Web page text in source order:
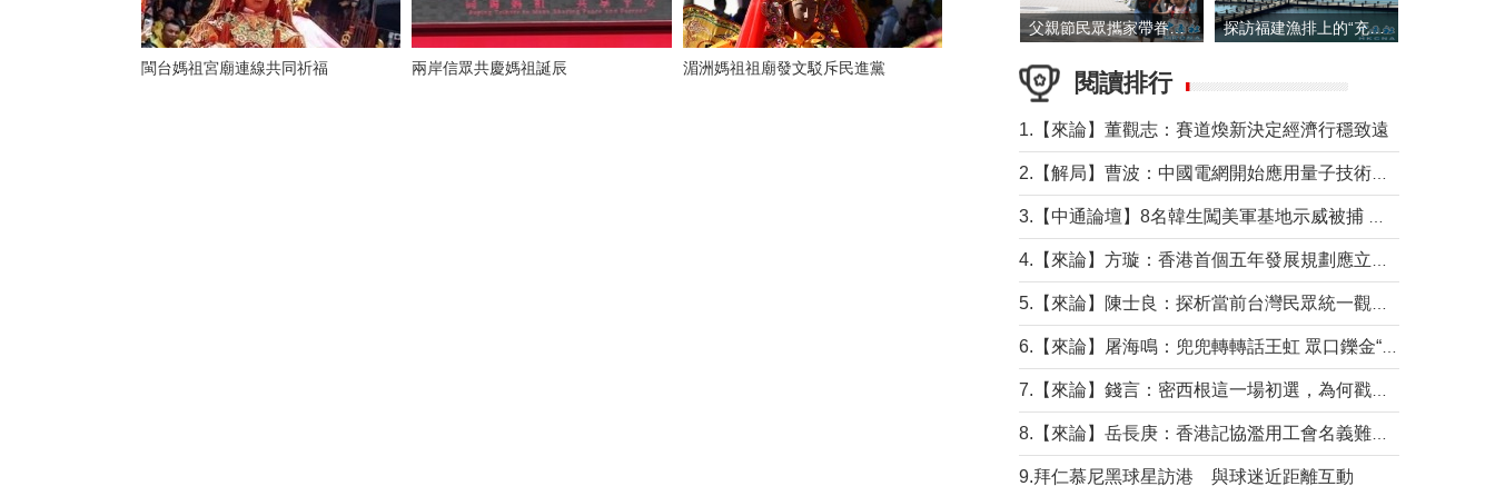
閩台媽祖宮廟連線共同祈福 兩岸信眾共慶媽祖誕辰 湄洲媽祖祖廟發文駁斥民進黨
父親節民眾攜家帶眷出遊 探訪福建漁排上的“充電寶”
閱讀排行
1.【來論】董觀志：賽道煥新決定經濟行穩致遠
9.拜仁慕尼黑球星訪港 與球迷近距離互動